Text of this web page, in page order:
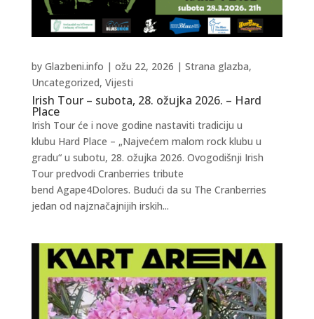
Irish Tour – subota, 28. ožujka 2026. – Hard
Place
by Glazbeni.info | ožu 22, 2026 | Strana glazba,
Uncategorized, Vijesti
Irish Tour će i nove godine nastaviti tradiciju u
klubu Hard Place – „Najvećem malom rock klubu u
gradu“ u subotu, 28. ožujka 2026. Ovogodišnji Irish
Tour predvodi Cranberries tribute
bend Agape4Dolores. Budući da su The Cranberries
jedan od najznačajnijih irskih...